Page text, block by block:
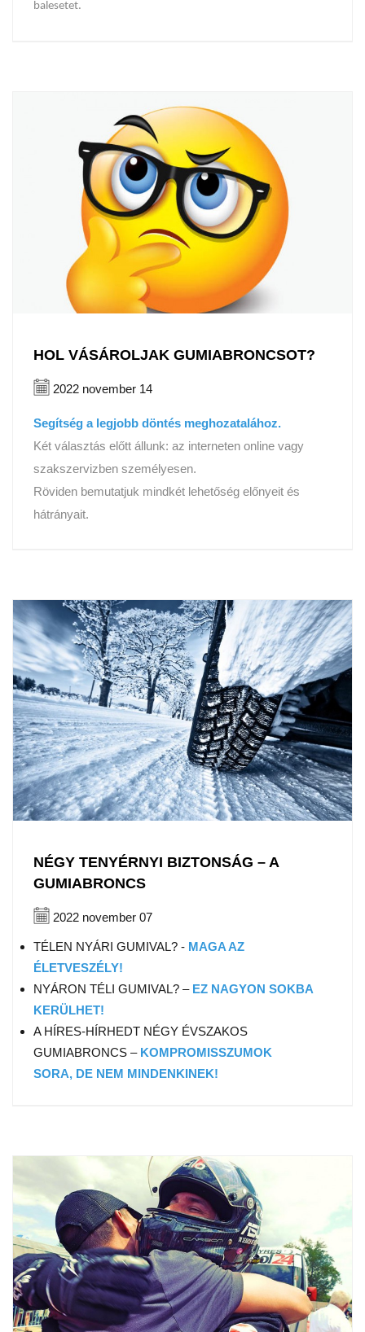
balesetet.
HOL VÁSÁROLJAK GUMIABRONCSOT?
2022 november 14
Segítség a legjobb döntés meghozatalához.
Két választás előtt állunk: az interneten online vagy
szakszervizben személyesen.
Röviden bemutatjuk mindkét lehetőség előnyeit és
hátrányait.
NÉGY TENYÉRNYI BIZTONSÁG – A
GUMIABRONCS
2022 november 07
TÉLEN NYÁRI GUMIVAL? - MAGA AZ
ÉLETVESZÉLY!
NYÁRON TÉLI GUMIVAL? – EZ NAGYON SOKBA
KERÜLHET!
A HÍRES-HÍRHEDT NÉGY ÉVSZAKOS
GUMIABRONCS – KOMPROMISSZUMOK
SORA, DE NEM MINDENKINEK!